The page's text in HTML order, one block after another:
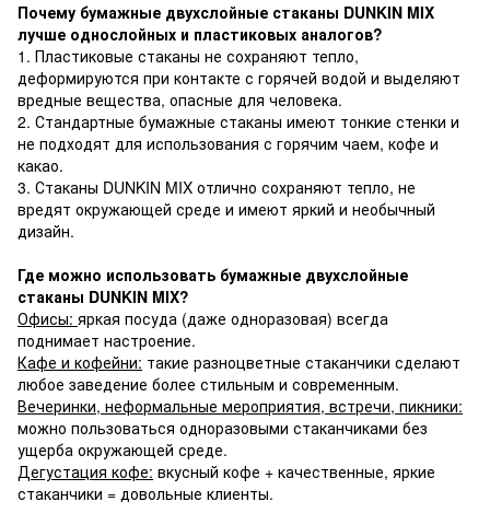
Почему бумажные двухслойные стаканы DUNKIN MIX
лучше однослойных и пластиковых аналогов?
1. Пластиковые стаканы не сохраняют тепло,
деформируются при контакте с горячей водой и выделяют
вредные вещества, опасные для человека.
2. Стандартные бумажные стаканы имеют тонкие стенки и
не подходят для использования с горячим чаем, кофе и
какао.
3. Стаканы DUNKIN MIX отлично сохраняют тепло, не
вредят окружающей среде и имеют яркий и необычный
дизайн.
Где можно использовать бумажные двухслойные
стаканы DUNKIN MIX?
Офисы: яркая посуда (даже одноразовая) всегда
поднимает настроение.
Кафе и кофейни: такие разноцветные стаканчики сделают
любое заведение более стильным и современным.
Вечеринки, неформальные мероприятия, встречи, пикники:
можно пользоваться одноразовыми стаканчиками без
ущерба окружающей среде.
Дегустация кофе: вкусный кофе + качественные, яркие
стаканчики = довольные клиенты.